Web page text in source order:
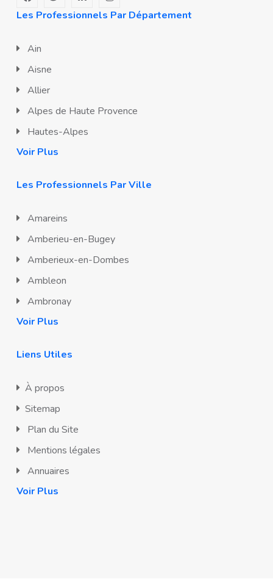
Les Professionnels Par Département
Ain
Aisne
Allier
Alpes de Haute Provence
Hautes-Alpes
Voir Plus
Les Professionnels Par Ville
Amareins
Amberieu-en-Bugey
Amberieux-en-Dombes
Ambleon
Ambronay
Voir Plus
Liens Utiles
À propos
Sitemap
Plan du Site
Mentions légales
Annuaires
Voir Plus